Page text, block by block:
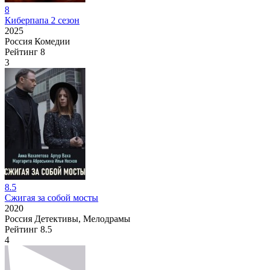
8
Киберпапа 2 сезон
2025
Россия Комедии
Рейтинг 8
3
8.5
Сжигая за собой мосты
2020
Россия Детективы, Мелодрамы
Рейтинг 8.5
4